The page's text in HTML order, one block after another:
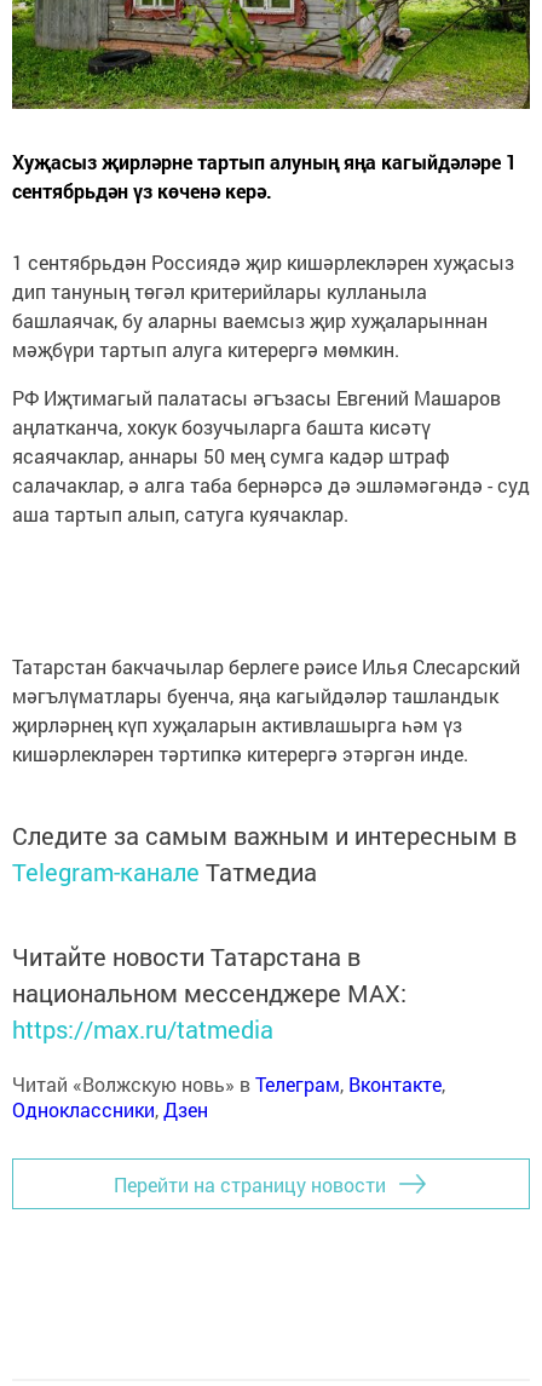
Хуҗасыз җирләрне тартып алуның яңа кагыйдәләре 1
сентябрьдән үз көченә керә.
1 сентябрьдән Россиядә җир кишәрлекләрен хуҗасыз
дип тануның төгәл критерийлары кулланыла
башлаячак, бу аларны ваемсыз җир хуҗаларыннан
мәҗбүри тартып алуга китерергә мөмкин.
РФ Иҗтимагый палатасы әгъзасы Евгений Машаров
аңлатканча, хокук бозучыларга башта кисәтү
ясаячаклар, аннары 50 мең сумга кадәр штраф
салачаклар, ә алга таба бернәрсә дә эшләмәгәндә - суд
аша тартып алып, сатуга куячаклар.
Татарстан бакчачылар берлеге рәисе Илья Слесарский
мәгълүматлары буенча, яңа кагыйдәләр ташландык
җирләрнең күп хуҗаларын активлашырга һәм үз
кишәрлекләрен тәртипкә китерергә этәргән инде.
Следите за самым важным и интересным в
Telegram-канале Татмедиа
Читайте новости Татарстана в
национальном мессенджере MАХ:
https://max.ru/tatmedia
Читай «Волжскую новь» вТелеграм, Вконтакте,
Одноклассники,Дзен
Перейти на страницу новости